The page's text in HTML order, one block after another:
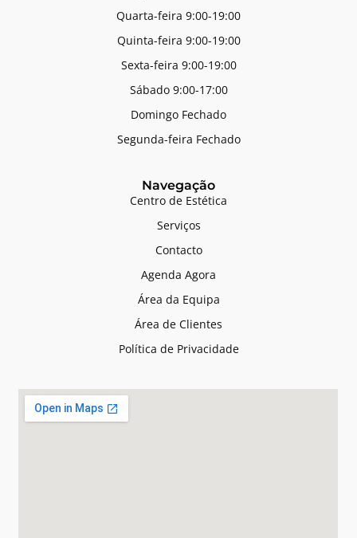
Quarta-feira 9:00-19:00
Quinta-feira 9:00-19:00
Sexta-feira 9:00-19:00
Sábado 9:00-17:00
Domingo Fechado
Segunda-feira Fechado
Navegação
Centro de Estética
Serviços
Contacto
Agenda Agora
Área da Equipa
Área de Clientes
Política de Privacidade